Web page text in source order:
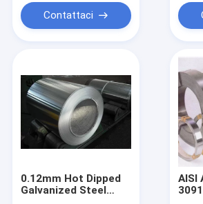
Contattaci
0.12mm Hot Dipped
Galvanized Steel
AISI